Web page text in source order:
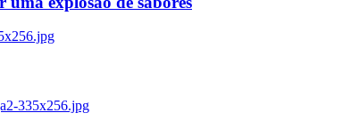
335x256.jpg